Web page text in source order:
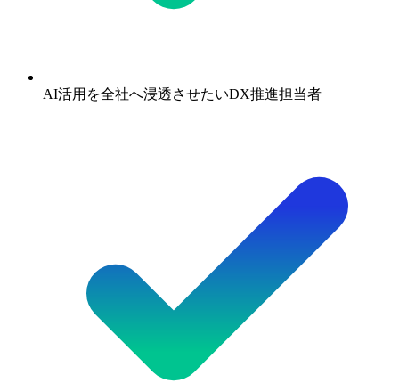
AI活用を全社へ浸透させたいDX推進担当者